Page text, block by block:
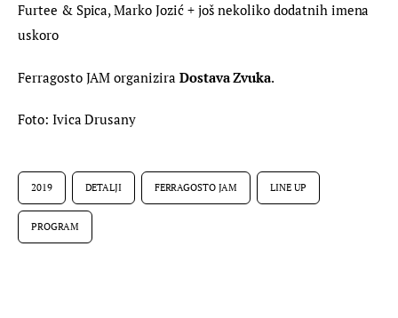
Furtee & Spica, Marko Jozić + još nekoliko dodatnih imena
uskoro
Ferragosto JAM organizira Dostava Zvuka.
Foto: Ivica Drusany
2019 DETALJI FERRAGOSTO JAM LINE UP
PROGRAM